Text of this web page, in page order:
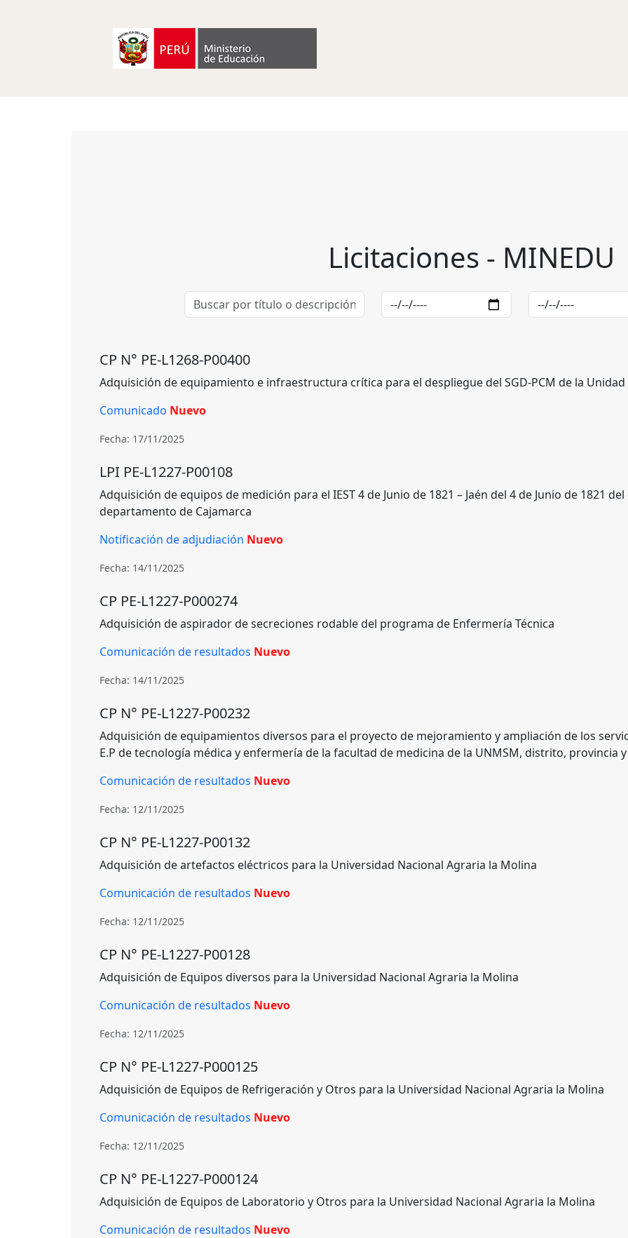
Licitaciones - MINEDU
CP N° PE-L1268-P00400
Adquisición de equipamiento e infraestructura crítica para el despliegue del SGD-PCM de la Unidad
Comunicado Nuevo
Fecha: 17/11/2025
LPI PE-L1227-P00108
Adquisición de equipos de medición para el IEST 4 de Junio de 1821 – Jaén del 4 de Junio de 1821
departamento de Cajamarca
Notificación de adjudiación Nuevo
Fecha: 14/11/2025
CP PE-L1227-P000274
Adquisición de aspirador de secreciones rodable del programa de Enfermería Técnica
Comunicación de resultados Nuevo
Fecha: 14/11/2025
CP N° PE-L1227-P00232
Adquisición de equipamientos diversos para el proyecto de mejoramiento y ampliación de los
E.P de tecnología médica y enfermería de la facultad de medicina de la UNMSM, distrito, provincia
Comunicación de resultados Nuevo
Fecha: 12/11/2025
CP N° PE-L1227-P00132
Adquisición de artefactos eléctricos para la Universidad Nacional Agraria la Molina
Comunicación de resultados Nuevo
Fecha: 12/11/2025
CP N° PE-L1227-P00128
Adquisición de Equipos diversos para la Universidad Nacional Agraria la Molina
Comunicación de resultados Nuevo
Fecha: 12/11/2025
CP N° PE-L1227-P000125
Adquisición de Equipos de Refrigeración y Otros para la Universidad Nacional Agraria la Molina
Comunicación de resultados Nuevo
Fecha: 12/11/2025
CP N° PE-L1227-P000124
Adquisición de Equipos de Laboratorio y Otros para la Universidad Nacional Agraria la Molina
Comunicación de resultados Nuevo